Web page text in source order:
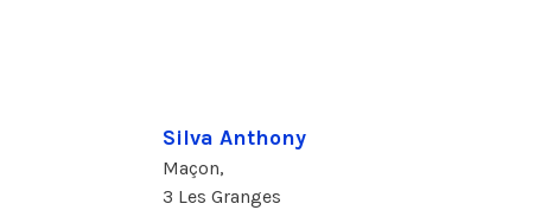
Silva Anthony
Maçon,
3 Les Granges